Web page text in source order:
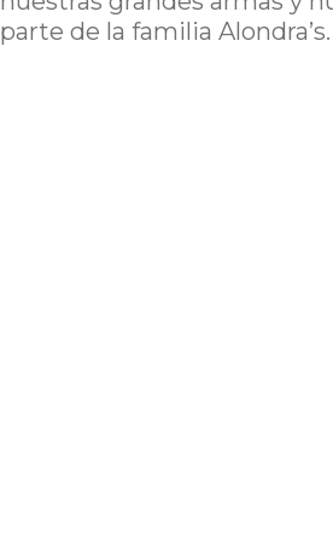
parte de la familia Alondra’s.